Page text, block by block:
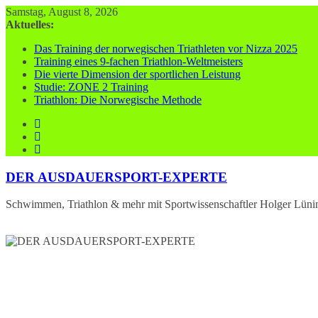
Zum
Inhalt
Samstag, August 8, 2026
Aktuelles:
Das Training der norwegischen Triathleten vor Nizza 2025
Training eines 9-fachen Triathlon-Weltmeisters
Die vierte Dimension der sportlichen Leistung
Studie: ZONE 2 Training
Triathlon: Die Norwegische Methode
DER AUSDAUERSPORT-EXPERTE
Schwimmen, Triathlon & mehr mit Sportwissenschaftler Holger